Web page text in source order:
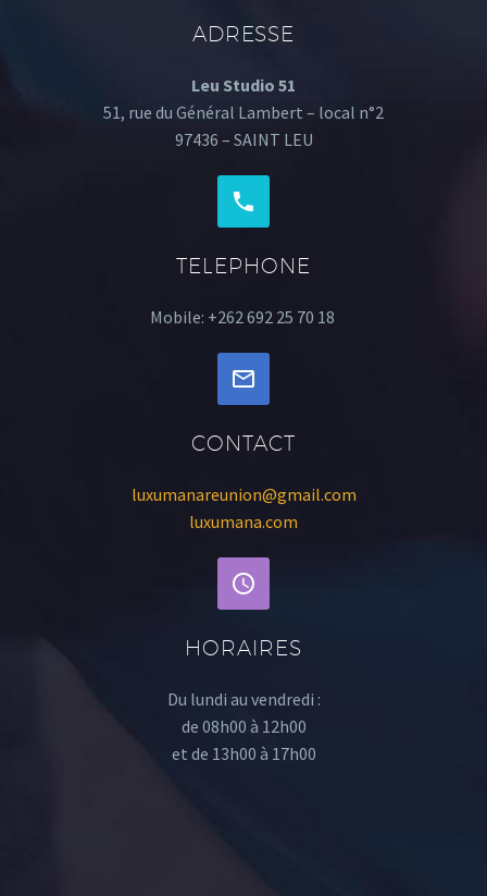
ADRESSE
Leu Studio 51
51, rue du Général Lambert – local n°2
97436 – SAINT LEU
TELEPHONE
Mobile: +262 692 25 70 18
CONTACT
luxumanareunion@gmail.com
luxumana.com
HORAIRES
Du lundi au vendredi :
de 08h00 à 12h00
et de 13h00 à 17h00